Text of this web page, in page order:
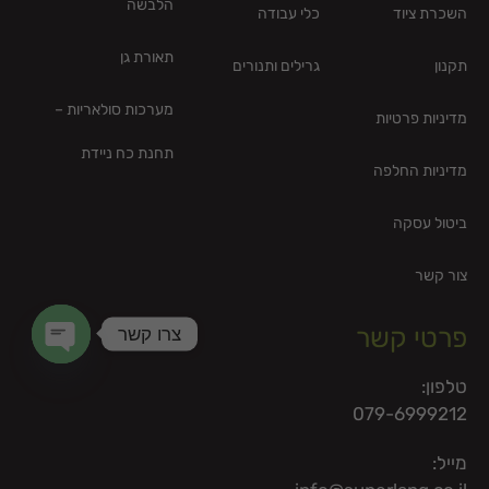
השכרת ציוד
תקנון
מדיניות פרטיות
מדיניות החלפה
ביטול עסקה
צור קשר
כלי עבודה
גרילים ותנורים
הלבשה
תאורת גן
מערכות סולאריות –
תחנת כח ניידת
פרטי קשר
טלפון:
079-6999212
מייל:
צרו קשר